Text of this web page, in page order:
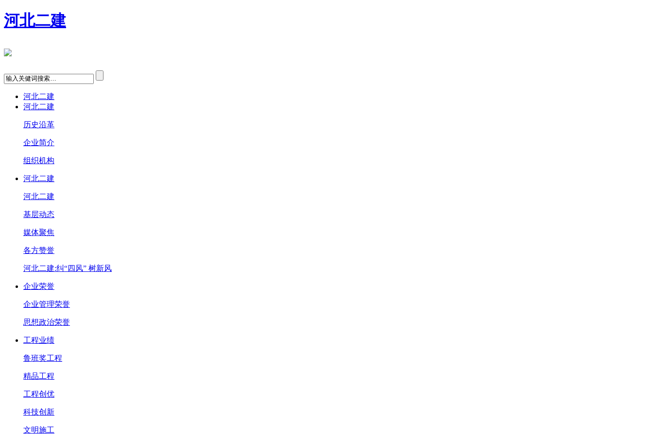
河北二建
河北二建
河北二建
历史沿革
企业简介
组织机构
河北二建
河北二建
基层动态
媒体聚焦
各方赞誉
河北二建:纠“四风” 树新风
企业荣誉
企业管理荣誉
思想政治荣誉
工程业绩
鲁班奖工程
精品工程
工程创优
科技创新
文明施工